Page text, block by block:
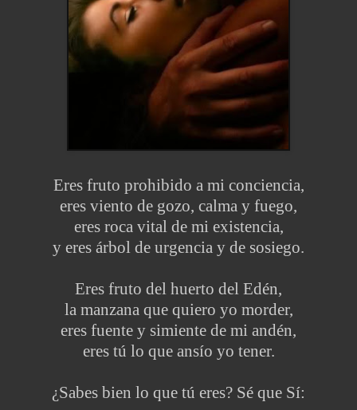
Eres fruto prohibido a mi conciencia,
eres viento de gozo, calma y fuego,
eres roca vital de mi existencia,
y eres árbol de urgencia y de sosiego.
Eres fruto del huerto del Edén,
la manzana que quiero yo morder,
eres fuente y simiente de mi andén,
eres tú lo que ansío yo tener.
¿Sabes bien lo que tú eres? Sé que Sí: